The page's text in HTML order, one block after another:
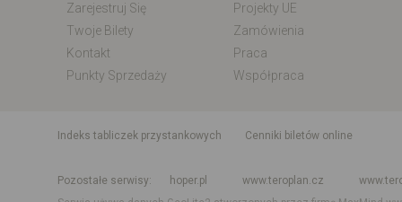
Zarejestruj Się
Projekty UE
Twoje Bilety
Zamówienia
Kontakt
Praca
Punkty Sprzedaży
Współpraca
indeks tabliczek przystankowych
Cenniki biletów online
Pozostałe serwisy
hoper.pl www.teroplan.cz